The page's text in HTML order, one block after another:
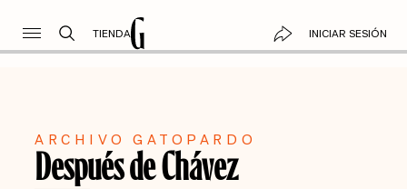
TIENDA INICIAR SESIÓN
ARCHIVO GATOPARDO
Después de Chávez